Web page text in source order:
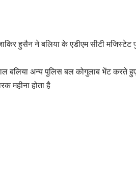
हुसैन ने बलिया के एडीएम सीटी मजिस्टेट
बलिया अन्य पुलिस बल कोगुलाब भेंट करते
महीना होता है